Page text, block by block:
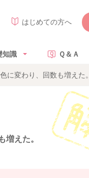
はじめての方へ
知識 Ｑ＆Ａ
に変わり、回数も増えた。
増えた。